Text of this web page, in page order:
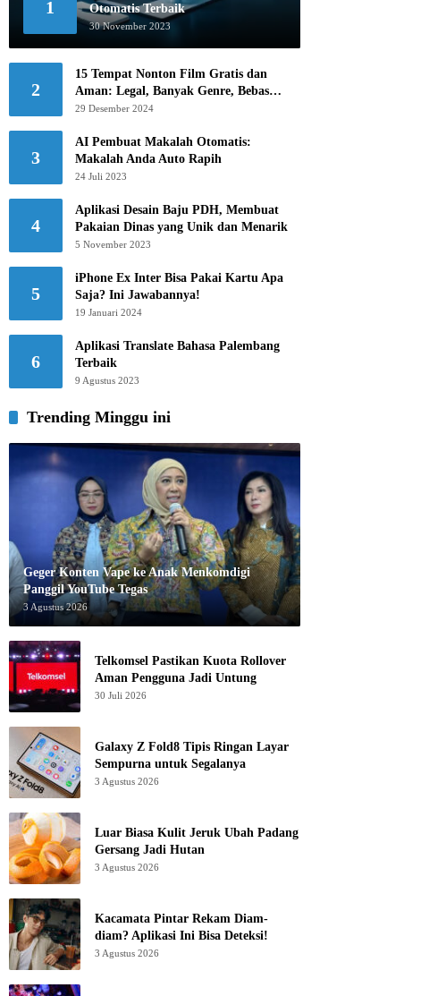
1
Otomatis Terbaik
30 November 2023
2
15 Tempat Nonton Film Gratis dan
Aman: Legal, Banyak Genre, Bebas
Khawatir!
29 Desember 2024
3
AI Pembuat Makalah Otomatis:
Makalah Anda Auto Rapih
24 Juli 2023
4
Aplikasi Desain Baju PDH, Membuat
Pakaian Dinas yang Unik dan Menarik
5 November 2023
5
iPhone Ex Inter Bisa Pakai Kartu Apa
Saja? Ini Jawabannya!
19 Januari 2024
6
Aplikasi Translate Bahasa Palembang
Terbaik
9 Agustus 2023
Trending Minggu ini
Geger Konten Vape ke Anak Menkomdigi
Panggil YouTube Tegas
3 Agustus 2026
Telkomsel Pastikan Kuota Rollover
Aman Pengguna Jadi Untung
30 Juli 2026
Galaxy Z Fold8 Tipis Ringan Layar
Sempurna untuk Segalanya
3 Agustus 2026
Luar Biasa Kulit Jeruk Ubah Padang
Gersang Jadi Hutan
3 Agustus 2026
Kacamata Pintar Rekam Diam-
diam? Aplikasi Ini Bisa Deteksi!
3 Agustus 2026